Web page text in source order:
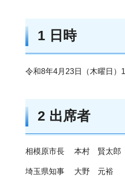
1 日時
令和8年4月23日（木曜日）
2 出席者
相模原市長 本村 賢太郎（
埼玉県知事 大野 元裕